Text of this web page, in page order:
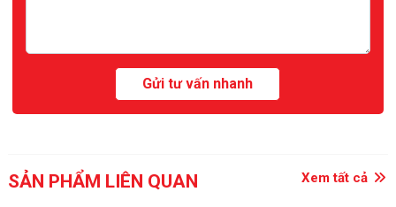
SẢN PHẨM LIÊN QUAN Xem tất cả